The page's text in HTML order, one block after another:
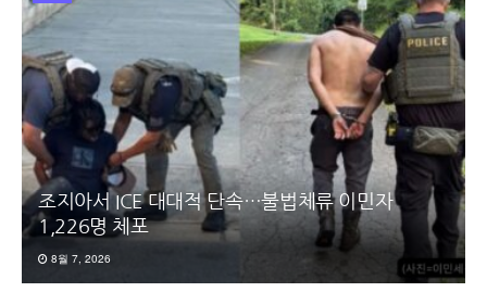
조지아서 ICE 대대적 단속…불법체류 이민자
1,226명 체포
8월 7, 2026